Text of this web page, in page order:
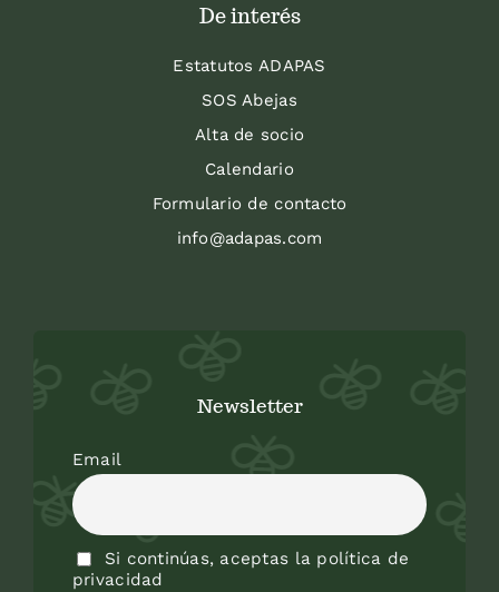
De interés
Estatutos ADAPAS
SOS Abejas
Alta de socio
Calendario
Formulario de contacto
info@adapas.com
Newsletter
Email
Si continúas, aceptas la política de
privacidad